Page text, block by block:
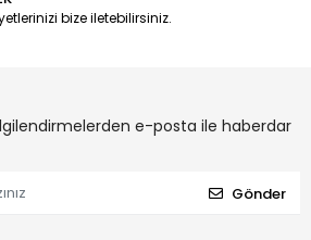
bize iletebilirsiniz.
e-posta ile haberdar
Gönder